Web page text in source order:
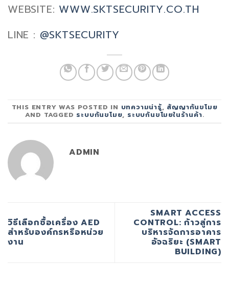
WEBSITE: WWW.SKTSECURITY.CO.TH
LINE : @SKTSECURITY
THIS ENTRY WAS POSTED IN บทความน่ารู้, สัญญากันขโมย
AND TAGGED ระบบกันขโมย, ระบบกันขโมยในร้านค้า.
ADMIN
วิธีเลือกซื้อเครื่อง AED
สำหรับองค์กรหรือหน่วย
งาน
SMART ACCESS
CONTROL: ก้าวสู่การ
บริหารจัดการอาคาร
อัจฉริยะ (SMART
BUILDING)